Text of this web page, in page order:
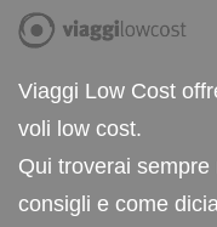
Viaggi Low Cost
voli low cost.
Qui troverai
consigli e come